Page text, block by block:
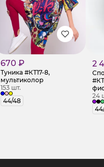
670 ₽
Туника #КТ17-8,
мультиколор
153 шт.
44/48
2
24